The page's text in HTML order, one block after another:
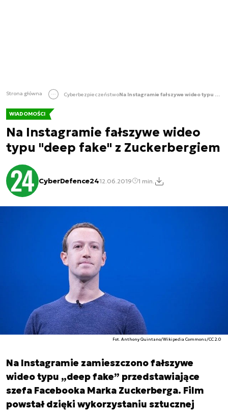
Strona główna Cyberbezpieczeństwo Na Instagramie fałszywe wideo typu "deep fake" z Zuckerbergiem
WIADOMOŚCI
Na Instagramie fałszywe wideo
typu "deep fake" z Zuckerbergiem
CyberDefence2412.06.2019 1 min.
Fot. Anthony Quintano/Wikipedia Commons/CC 2.0
Na Instagramie zamieszczono fałszywe
wideo typu „deep fake” przedstawiające
szefa Facebooka Marka Zuckerberga. Film
powstał dzięki wykorzystaniu sztucznej